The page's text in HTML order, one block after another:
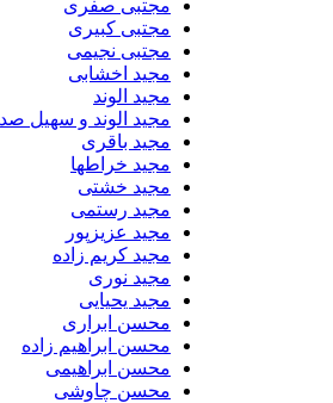
مجتبی صفری
مجتبی کبیری
مجتبی نجیمی
مجید اخشابی
مجید الوند‎
مجید الوند و سهیل صداقت
مجید باقری
مجید خراطها
مجید خشتی
مجید رستمی
مجید عزیزپور
مجید کریم زاده
مجید نوری
مجید یحیایی
محسن ابراری
محسن ابراهیم زاده
محسن ابراهیمی
محسن چاوشی